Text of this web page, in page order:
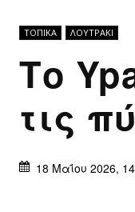
ΤΟΠΙΚΑ ΛΟΥΤΡΆΚΙ
Το
τις
18 Μαΐου 2026,